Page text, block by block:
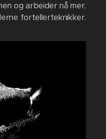
og arbeider nå mer,
fortellerteknikker.